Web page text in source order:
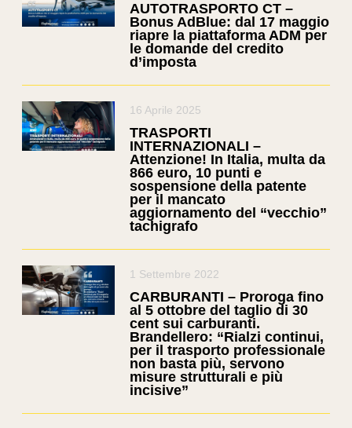
AUTOTRASPORTO CT –
Bonus AdBlue: dal 17 maggio
riapre la piattaforma ADM per
le domande del credito
d’imposta
16 Aprile 2025
TRASPORTI
INTERNAZIONALI –
Attenzione! In Italia, multa da
866 euro, 10 punti e
sospensione della patente
per il mancato
aggiornamento del “vecchio”
tachigrafo
1 Settembre 2022
CARBURANTI – Proroga fino
al 5 ottobre del taglio di 30
cent sui carburanti.
Brandellero: “Rialzi continui,
per il trasporto professionale
non basta più, servono
misure strutturali e più
incisive”